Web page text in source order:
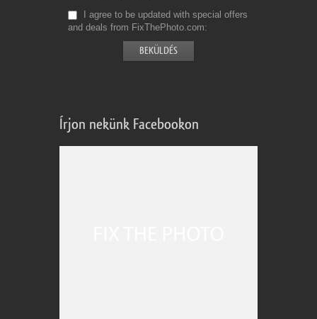
I agree to be updated with special offers
and deals from FixThePhoto.com
Írjon nekünk Facebookon